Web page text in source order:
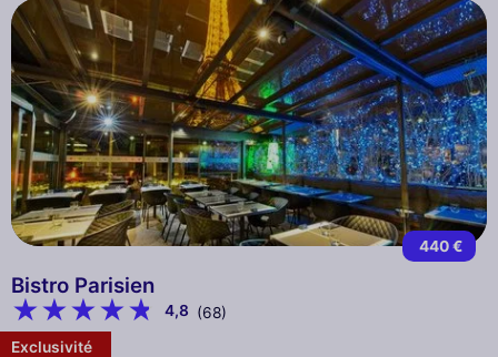
440 €
Bistro Parisien
4,8 (68)
Exclusivité